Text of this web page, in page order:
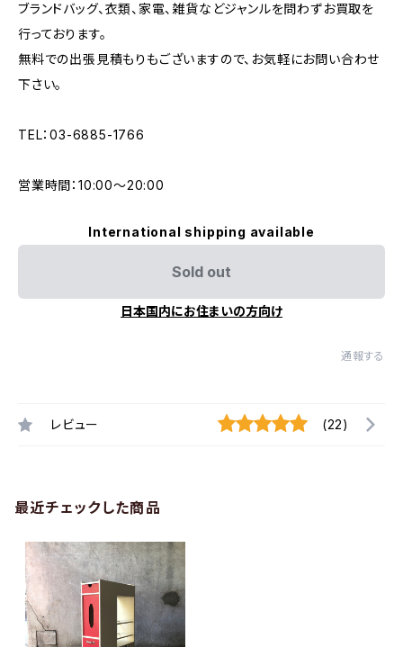
ブランドバッグ、衣類、家電、雑貨などジャンルを問わずお買取を
行っております。
無料での出張見積もりもございますので、お気軽にお問い合わせ
下さい。
TEL：03-6885-1766
営業時間：10:00〜20:00
International shipping available
Sold out
日本国内にお住まいの方向け
通報する
レビュー (22)
最近チェックした商品